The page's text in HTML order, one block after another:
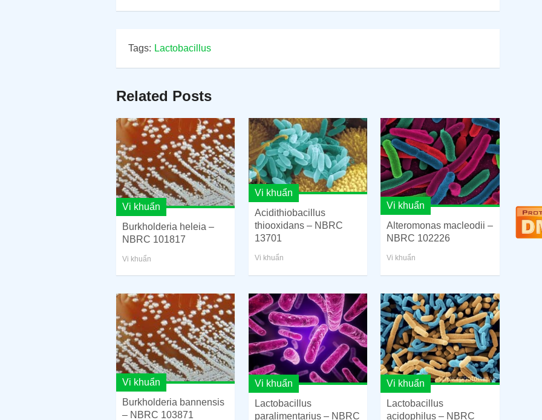
Tags: Lactobacillus
Related Posts
Vi khuẩn
Burkholderia heleia –
NBRC 101817
Vi khuẩn
Vi khuẩn
Acidithiobacillus
thiooxidans – NBRC
13701
Vi khuẩn
Vi khuẩn
Alteromonas macleodii –
NBRC 102226
Vi khuẩn
Vi khuẩn
Burkholderia bannensis
– NBRC 103871
Vi khuẩn
Lactobacillus
paralimentarius – NBRC
Vi khuẩn
Lactobacillus
acidophilus – NBRC